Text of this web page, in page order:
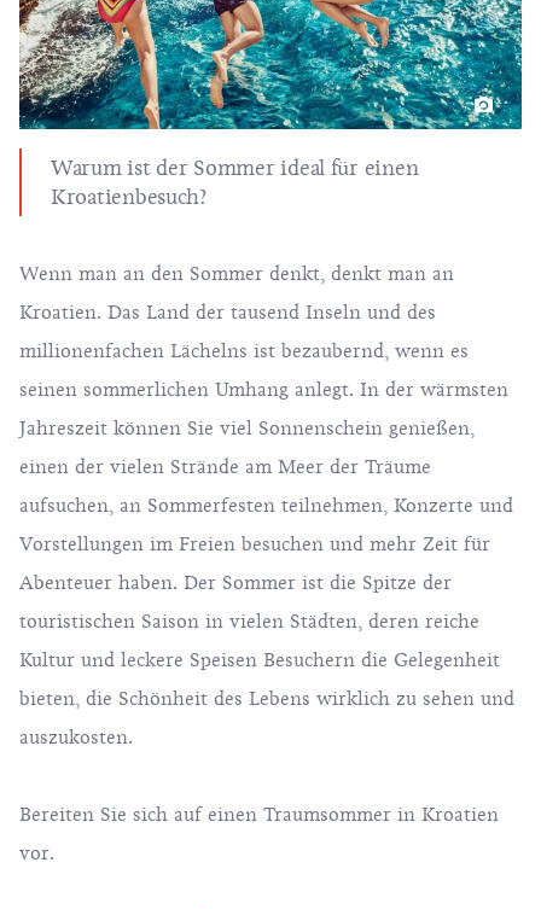
Warum ist der Sommer ideal für einen
Kroatienbesuch?
Wenn man an den Sommer denkt, denkt man an
Kroatien. Das Land der tausend Inseln und des
millionenfachen Lächelns ist bezaubernd, wenn es
seinen sommerlichen Umhang anlegt. In der wärmsten
Jahreszeit können Sie viel Sonnenschein genießen,
einen der vielen Strände am Meer der Träume
aufsuchen, an Sommerfesten teilnehmen, Konzerte und
Vorstellungen im Freien besuchen und mehr Zeit für
Abenteuer haben. Der Sommer ist die Spitze der
touristischen Saison in vielen Städten, deren reiche
Kultur und leckere Speisen Besuchern die Gelegenheit
bieten, die Schönheit des Lebens wirklich zu sehen und
auszukosten.
Bereiten Sie sich auf einen Traumsommer in Kroatien
vor.